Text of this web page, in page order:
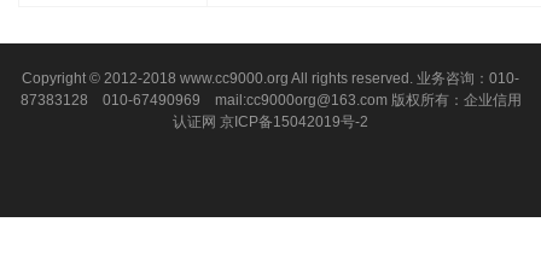
Copyright © 2012-2018 www.cc9000.org All rights reserved. 业务咨询：010-
87383128 010-67490969 mail:cc9000org@163.com 版权所有：企业信用
认证网 京ICP备15042019号-2